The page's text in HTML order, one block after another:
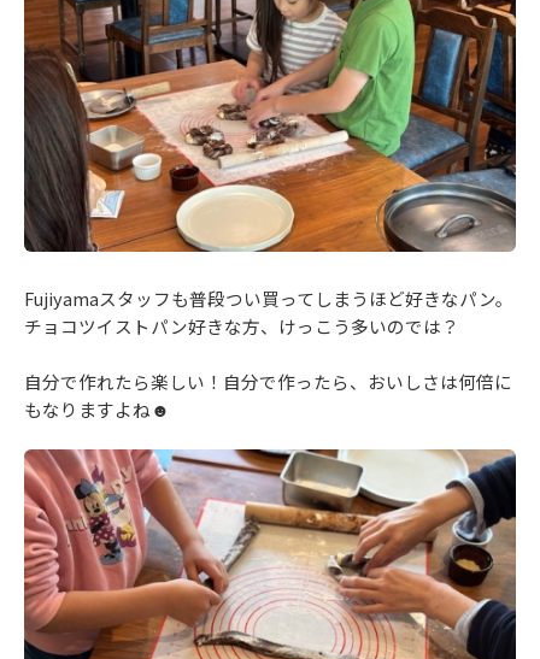
Fujiyamaスタッフも普段つい買ってしまうほど好きなパン。
チョコツイストパン好きな方、けっこう多いのでは？
自分で作れたら楽しい！自分で作ったら、おいしさは何倍に
もなりますよね☻